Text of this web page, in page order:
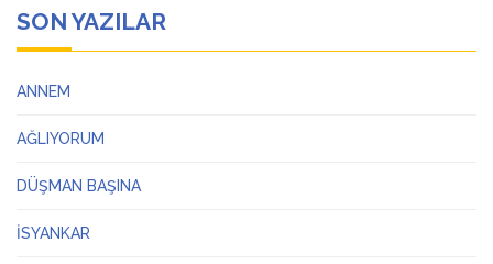
SON YAZILAR
ANNEM
AĞLIYORUM
DÜŞMAN BAŞINA
İSYANKAR